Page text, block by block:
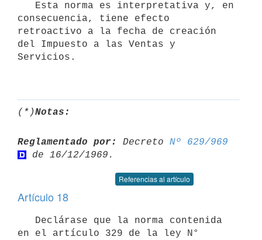
consecuencia, tiene efecto
retroactivo a la fecha de creación
del Impuesto a las Ventas y
Servicios.
(*)Notas:
Reglamentado por: Decreto Nº 629/969
Referencias al artículo
Artículo 18
en el artículo 329 de la ley N°